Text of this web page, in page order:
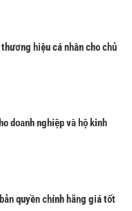
hiệu cá nhân cho chủ
doanh nghiệp và hộ kinh
quyền chính hãng giá tốt